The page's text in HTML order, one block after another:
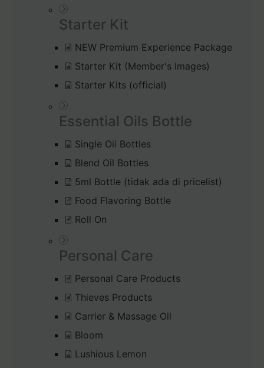
Starter Kit
NEW Premium Experience Package
Starter Kit (Member's Images)
Starter Kits (official)
Essential Oils Bottle
Single Oil Bottles
Blend Oil Bottles
5ml Bottle (tidak ada di pricelist)
Food Flavoring Bottle
Roll On
Personal Care
Personal Care Products
Thieves Products
Carrier & Massage Oil
Bloom
Lushious Lemon